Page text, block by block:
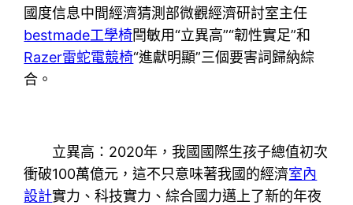
國度信息中間經濟猜測部微觀經濟研討室主任
bestmade工學椅閆敏用“立異高”“韌性實足”和
Razer雷蛇電競椅“進獻明顯”三個要害詞歸納綜
合。
立異高：2020年，我國國際生孩子總值初次
衝破100萬億元，這不只意味著我國的經濟室內
設計實力、科技實力、綜合國力邁上了新的年夜